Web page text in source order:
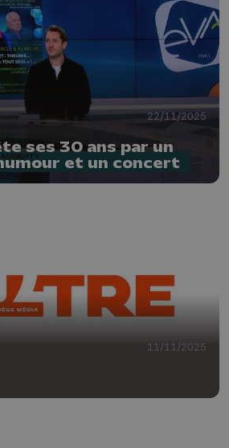
22/11/2025
ses 30 ans par un
et un concert
11/11/2025